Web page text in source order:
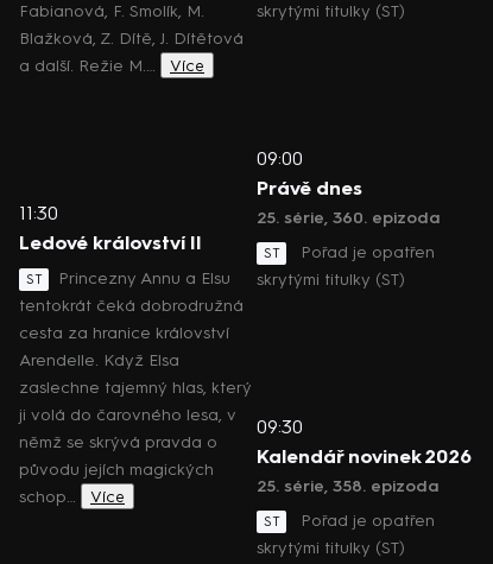
Fabianová, F. Smolík, M.
Blažková, Z. Dítě, J. Dítětová
a další. Režie M.…
Více
11:30
Ledové království II
ST
Princezny Annu a Elsu
tentokrát čeká dobrodružná
cesta za hranice království
Arendelle. Když Elsa
zaslechne tajemný hlas, který
ji volá do čarovného lesa, v
němž se skrývá pravda o
původu jejích magických
schop…
Více
skrytými titulky (ST)
09:00
Právě dnes
25. série, 360. epizoda
ST
Pořad je opatřen
skrytými titulky (ST)
09:30
Kalendář novinek 2026
25. série, 358. epizoda
ST
Pořad je opatřen
skrytými titulky (ST)